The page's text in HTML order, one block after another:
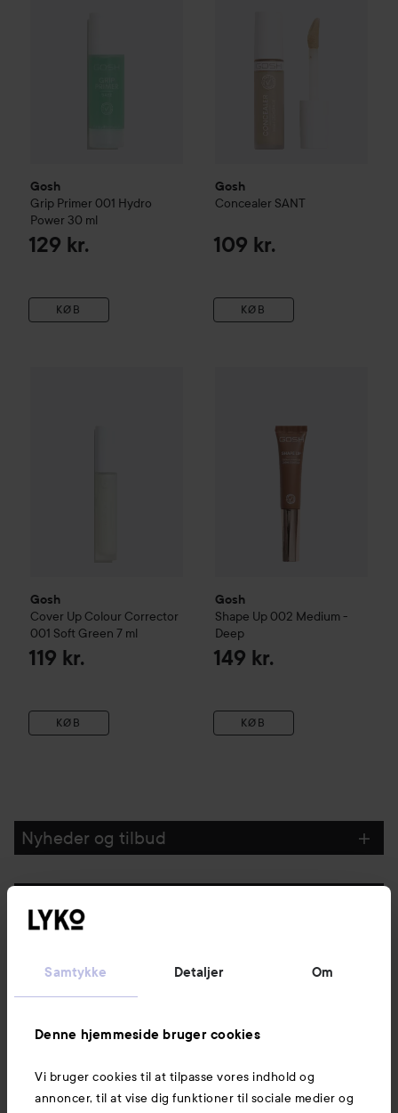
Samtykke Detaljer Om
Denne hjemmeside bruger cookies
Vi bruger cookies til at tilpasse vores indhold og
annoncer, til at vise dig funktioner til sociale medier og
Gosh
Grip Primer 001 Hydro
Power 30 ml
129 kr.
KØB
Gosh
Concealer SANT
109 kr.
KØB
Gosh
Cover Up Colour Corrector
001 Soft Green 7 ml
119 kr.
KØB
Gosh
Shape Up 002 Medium -
Deep
149 kr.
KØB
Nyheder og tilbud
Kundeservice
Information
Mere at udforske